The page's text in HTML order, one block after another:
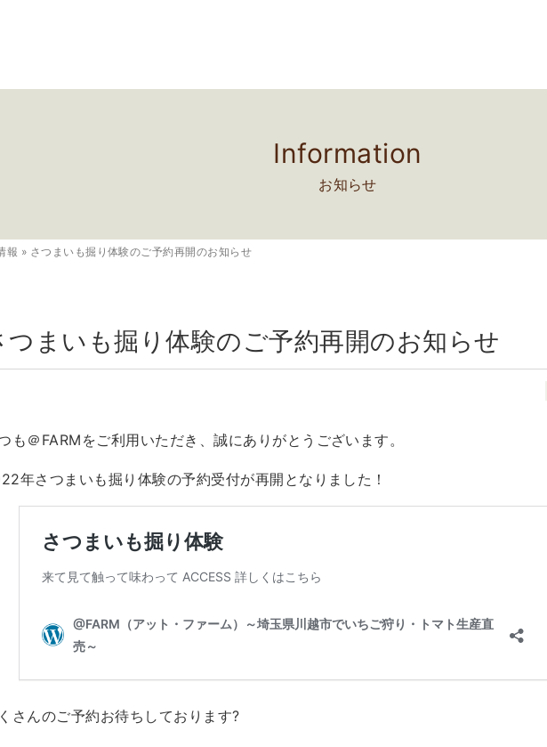
Information
お知らせ
報 » さつまいも掘り体験のご予約再開のお知らせ
つまいも掘り体験のご予約再開のお知らせ
も＠FARMをご利用いただき、誠にありがとうございます。
年さつまいも掘り体験の予約受付が再開となりました！
さんのご予約お待ちしております?